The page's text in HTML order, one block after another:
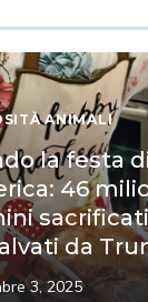
ANIMALI
la festa
46
da
3, 2025